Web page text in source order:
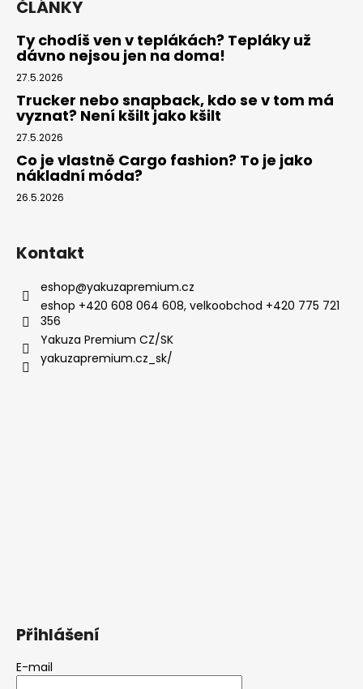
ČLÁNKY
Ty chodíš ven v teplákách? Tepláky už
dávno nejsou jen na doma!
27.5.2026
Trucker nebo snapback, kdo se v tom má
vyznat? Není kšilt jako kšilt
27.5.2026
Co je vlastně Cargo fashion? To je jako
nákladní móda?
26.5.2026
Kontakt
eshop@yakuzapremium.cz
eshop +420 608 064 608, velkoobchod +420 775 721
356
Yakuza Premium CZ/SK
yakuzapremium.cz_sk/
Přihlášení
E-mail